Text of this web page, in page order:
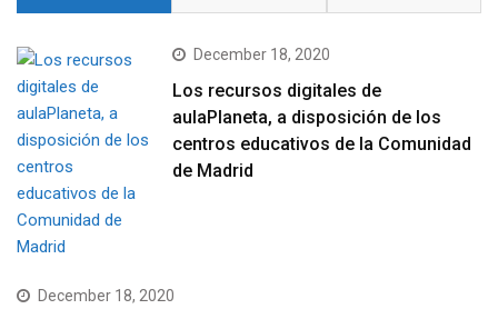
December 18, 2020
Los recursos digitales de
aulaPlaneta, a disposición de los
centros educativos de la Comunidad
de Madrid
December 18, 2020